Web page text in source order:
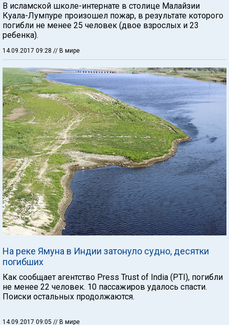
В исламской школе-интернате в столице Малайзии
Куала-Лумпуре произошел пожар, в результате которого
погибли не менее 25 человек (двое взрослых и 23
ребенка).
14.09.2017 09:28 // В мире
На реке Ямуна в Индии затонуло судно, десятки
погибших
Как сообщает агентство Press Trust of India (PTI), погибли
не менее 22 человек. 10 пассажиров удалось спасти.
Поиски остальных продолжаются.
14.09.2017 09:05 // В мире